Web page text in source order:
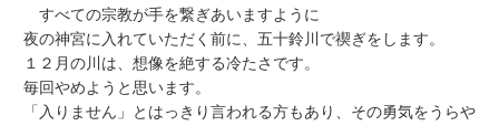
すべての宗教が手を繋ぎあいますように
夜の神宮に入れていただく前に、五十鈴川で禊ぎをします。
１２月の川は、想像を絶する冷たさです。
毎回やめようと思います。
「入りません」とはっきり言われる方もあり、その勇気をうらや